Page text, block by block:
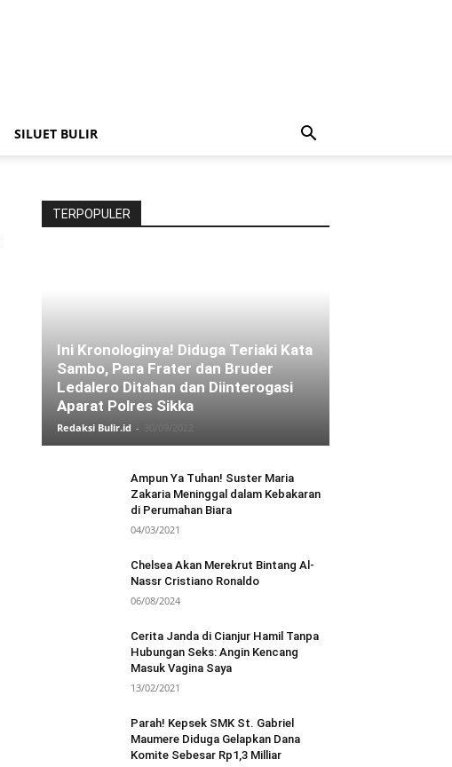
SILUET BULIR
TERPOPULER
Ini Kronologinya! Diduga Teriaki Kata
Sambo, Para Frater dan Bruder
Ledalero Ditahan dan Diinterogasi
Aparat Polres Sikka
Redaksi Bulir.id -
Ampun Ya Tuhan! Suster Maria
Zakaria Meninggal dalam Kebakaran
di Perumahan Biara
04/03/2021
Chelsea Akan Merekrut Bintang Al-
Nassr Cristiano Ronaldo
06/08/2024
Cerita Janda di Cianjur Hamil Tanpa
Hubungan Seks: Angin Kencang
Masuk Vagina Saya
13/02/2021
Parah! Kepsek SMK St. Gabriel
Maumere Diduga Gelapkan Dana
Komite Sebesar Rp1,3 Milliar